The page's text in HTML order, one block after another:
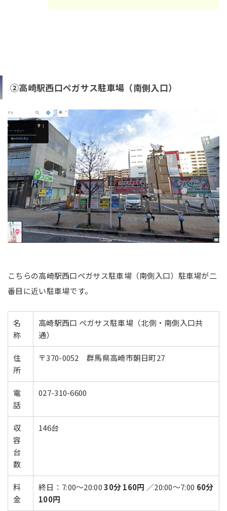
②高崎駅西口ペガサス駐車場（南側入口）
こちらの高崎駅西口ペガサス駐車場（南側入口）駐車場が二
番目に近い駐車場です。
名
称
高崎駅西口 ペガサス駐車場（北側・南側入口共
通）
住
所
〒370-0052 群馬県高崎市朝日町27
電
話
027-310-6600
収
容
台
数
146台
料
金
終日：7:00～20:0030分 160円 ／20:00～7:00 60分
100円